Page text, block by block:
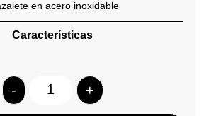
en acero inoxidable
Características
Quantity
- +